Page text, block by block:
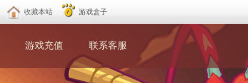
收藏本站 游戏盒子
游戏充值 联系客服